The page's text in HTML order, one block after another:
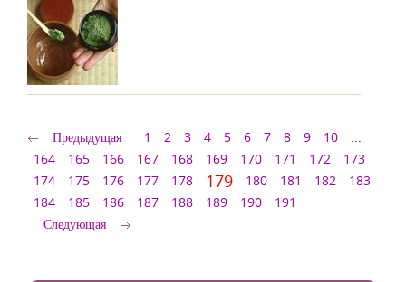
Предыдущая 1 2 3 4 5 6 7 8 9 10
...
164
165 166 167 168 169 170 171 172
173
174
175 176 177 178 179 180 181 182
183
184
185 186 187 188 189 190
191
Следующая